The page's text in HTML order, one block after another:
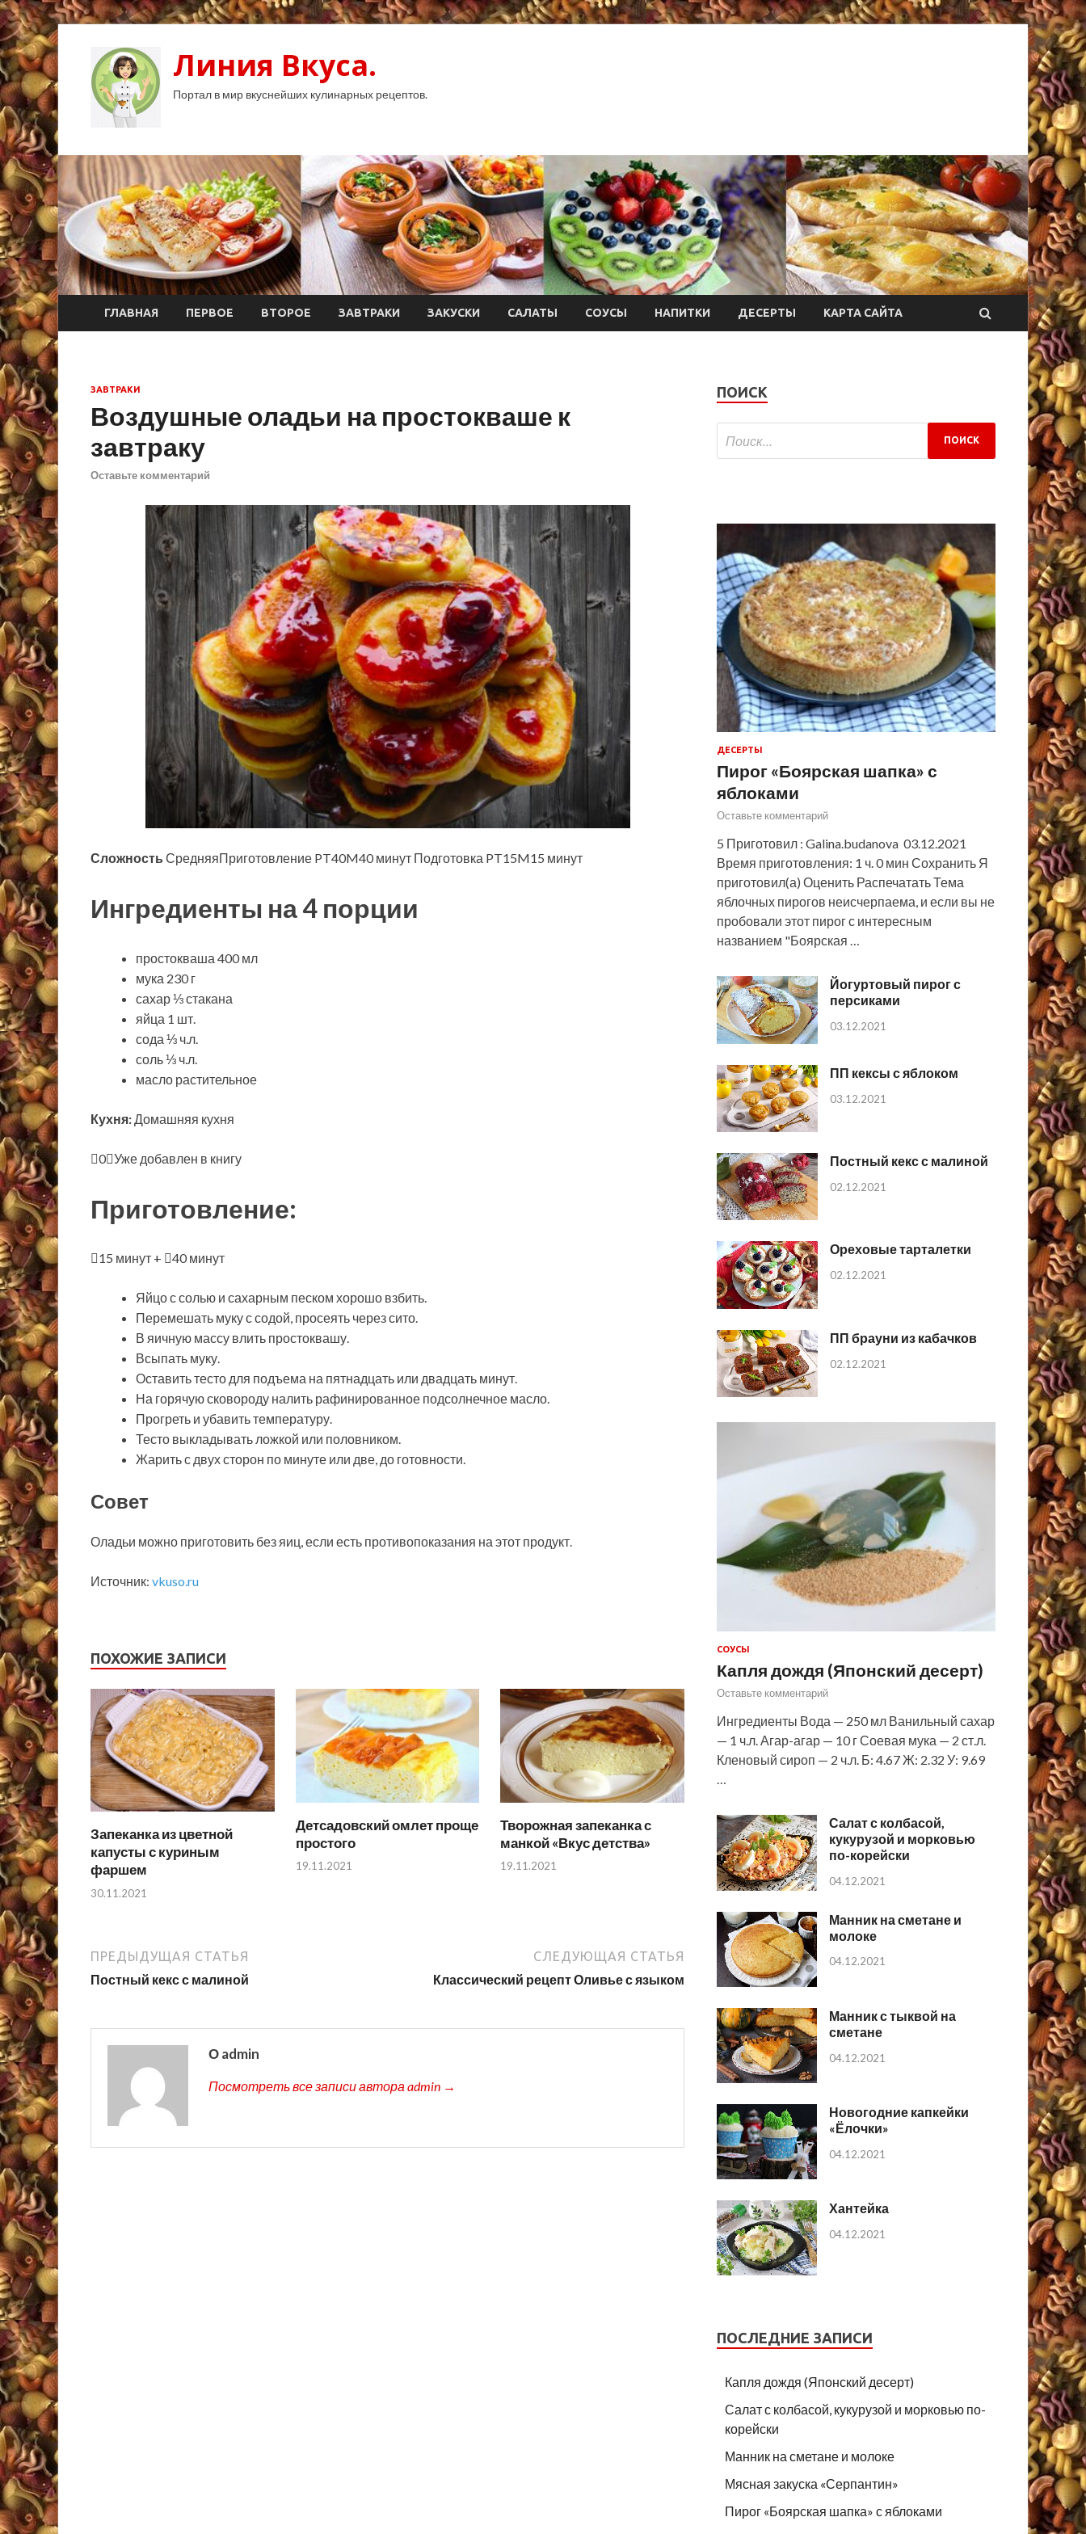
Линия Вкуса.
Портал в мир вкуснейших кулинарных рецептов.
ГЛАВНАЯ ПЕРВОЕ ВТОРОЕ ЗАВТРАКИ ЗАКУСКИ САЛАТЫ СОУСЫ НАПИТКИ ДЕСЕРТЫ КАРТА САЙТА
ЗАВТРАКИ
Воздушные оладьи на простокваше к
завтраку
Оставьте комментарий
Сложность СредняяПриготовление PT40M40 минут Подготовка PT15M15 минут
Ингредиенты на 4 порции
простокваша 400 мл
мука 230 г
сахар ⅓ стакана
яйца 1 шт.
сода ⅓ ч.л.
соль ⅓ ч.л.
масло растительное
Кухня: Домашняя кухня
0 Уже добавлен в книгу
Приготовление:
15 минут + 40 минут
Яйцо с солью и сахарным песком хорошо взбить.
Перемешать муку с содой, просеять через сито.
В яичную массу влить простоквашу.
Всыпать муку.
Оставить тесто для подъема на пятнадцать или двадцать минут.
На горячую сковороду налить рафинированное подсолнечное масло.
Прогреть и убавить температуру.
Тесто выкладывать ложкой или половником.
Жарить с двух сторон по минуте или две, до готовности.
Совет
Оладьи можно приготовить без яиц, если есть противопоказания на этот продукт.
Источник: vkuso.ru
ПОХОЖИЕ ЗАПИСИ
Запеканка из цветной
капусты с куриным
фаршем
30.11.2021
Детсадовский омлет проще
простого
19.11.2021
Творожная запеканка с
манкой «Вкус детства»
19.11.2021
ПРЕДЫДУЩАЯ СТАТЬЯ
Постный кекс с малиной
СЛЕДУЮЩАЯ СТАТЬЯ
Классический рецепт Оливье с языком
О admin
Посмотреть все записи автора admin →
ПОИСК
ДЕСЕРТЫ
Пирог «Боярская шапка» с
яблоками
Оставьте комментарий
5 Приготовил : Galina.budanova 03.12.2021
Время приготовления: 1 ч. 0 мин Сохранить Я
приготовил(а) Оценить Распечатать Тема
яблочных пирогов неисчерпаема, и если вы не
пробовали этот пирог с интересным
названием "Боярская …
Йогуртовый пирог с
персиками
03.12.2021
ПП кексы с яблоком
03.12.2021
Постный кекс с малиной
02.12.2021
Ореховые тарталетки
02.12.2021
ПП брауни из кабачков
02.12.2021
СОУСЫ
Капля дождя (Японский десерт)
Оставьте комментарий
Ингредиенты Вода — 250 мл Ванильный сахар
— 1 ч.л. Агар-агар — 10 г Соевая мука — 2 ст.л.
Кленовый сироп — 2 ч.л. Б: 4.67 Ж: 2.32 У: 9.69
…
Салат с колбасой,
кукурузой и морковью
по-корейски
04.12.2021
Манник на сметане и
молоке
04.12.2021
Манник с тыквой на
сметане
04.12.2021
Новогодние капкейки
«Ёлочки»
04.12.2021
Хантейка
04.12.2021
ПОСЛЕДНИЕ ЗАПИСИ
Капля дождя (Японский десерт)
Салат с колбасой, кукурузой и морковью по-
корейски
Манник на сметане и молоке
Мясная закуска «Серпантин»
Пирог «Боярская шапка» с яблоками